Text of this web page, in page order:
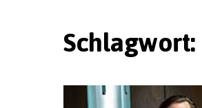
Schlagwort: